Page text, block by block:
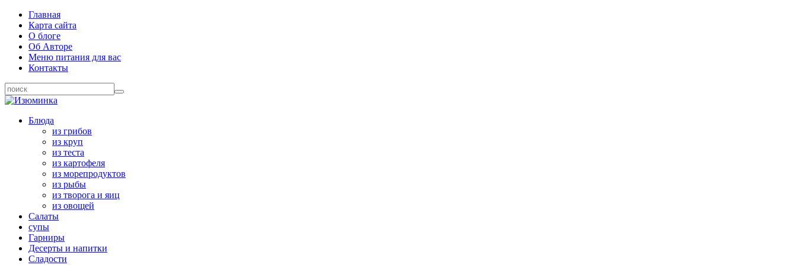
Главная
Карта сайта
О блоге
Об Авторе
Меню питания для вас
Контакты
Блюда
из грибов
из круп
из теста
из картофеля
из морепродуктов
из рыбы
из творога и яиц
из овощей
Салаты
супы
Гарниры
Десерты и напитки
Сладости